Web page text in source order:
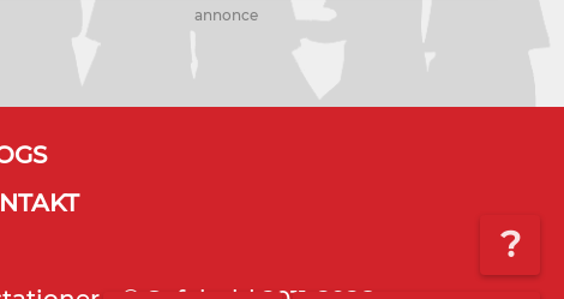
?
annonce